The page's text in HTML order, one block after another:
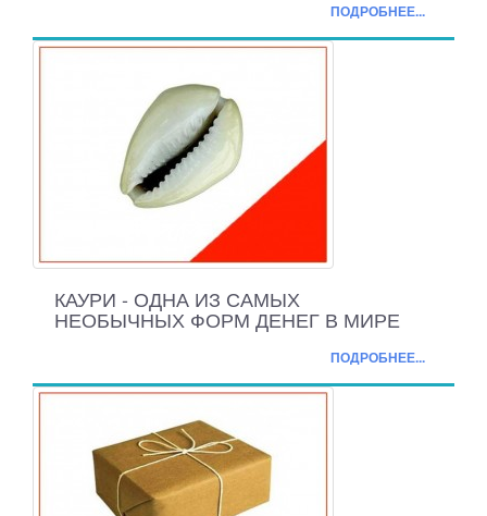
ПОДРОБНЕЕ...
КАУРИ - ОДНА ИЗ САМЫХ
НЕОБЫЧНЫХ ФОРМ ДЕНЕГ В МИРЕ
ПОДРОБНЕЕ...